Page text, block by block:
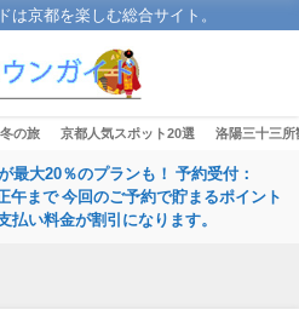
は京都を楽しむ総合サイト。
の旅 京都人気スポット20選 洛陽三十三所
最大20％のプランも！ 予約受付：
午まで 今回のご予約で貯まるポイント
払い料金が割引になります。